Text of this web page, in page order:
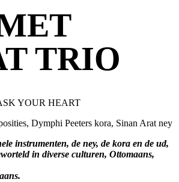
TRIO
YOUR HEART
Dymphi Peeters kora, Sinan Arat ney
instrumenten, de ney, de kora en de ud,
in diverse culturen, Ottomaans,